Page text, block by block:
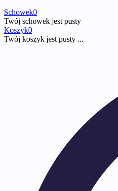
Schowek0
Twój schowek jest pusty
Koszyk0
Twój koszyk jest pusty ...